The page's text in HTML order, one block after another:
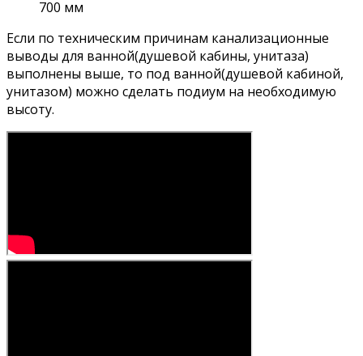
700 мм
Если по техническим причинам канализационные
выводы для ванной(душевой кабины, унитаза)
выполнены выше, то под ванной(душевой кабиной,
унитазом) можно сделать подиум на необходимую
высоту.